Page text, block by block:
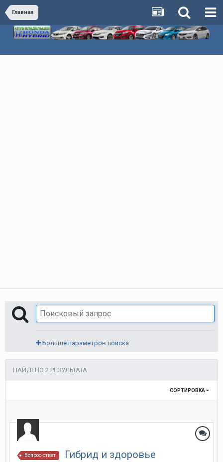
Главная
Больше параметров поиска
НАЙДЕНО 2 РЕЗУЛЬТАТА
СОРТИРОВКА
Вопрос-ответ Гибрид и здоровье